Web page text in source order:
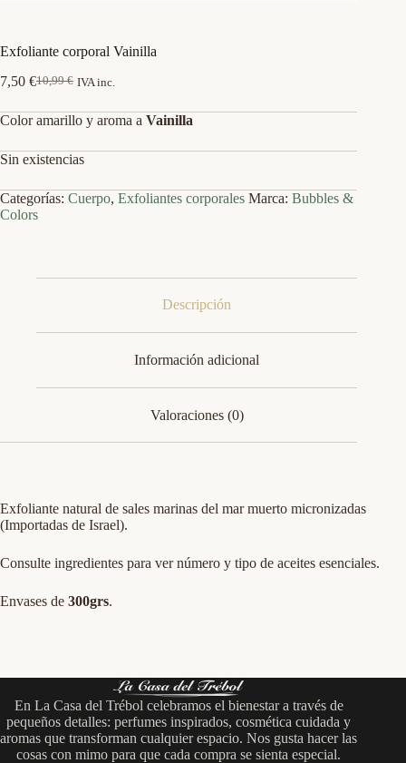
Exfoliante corporal Vainilla
10,99€
El
original
10,99 €.
7,50 €El
actual
7,50 €.
IVA inc.
Color amarillo y aroma a Vainilla
Sin existencias
Categorías: Cuerpo, Exfoliantes corporales Marca: Bubbles &
Colors
Descripción
Información adicional
Valoraciones (0)
Exfoliante natural de sales marinas del mar muerto micronizadas
(Importadas de Israel).
Consulte ingredientes para ver número y tipo de aceites esenciales.
Envases de 300grs.
En La Casa del Trébol celebramos el bienestar a través de
pequeños detalles: perfumes inspirados, cosmética cuidada y
aromas que transforman cualquier espacio. Nos gusta hacer las
cosas con mimo para que cada compra se sienta especial.